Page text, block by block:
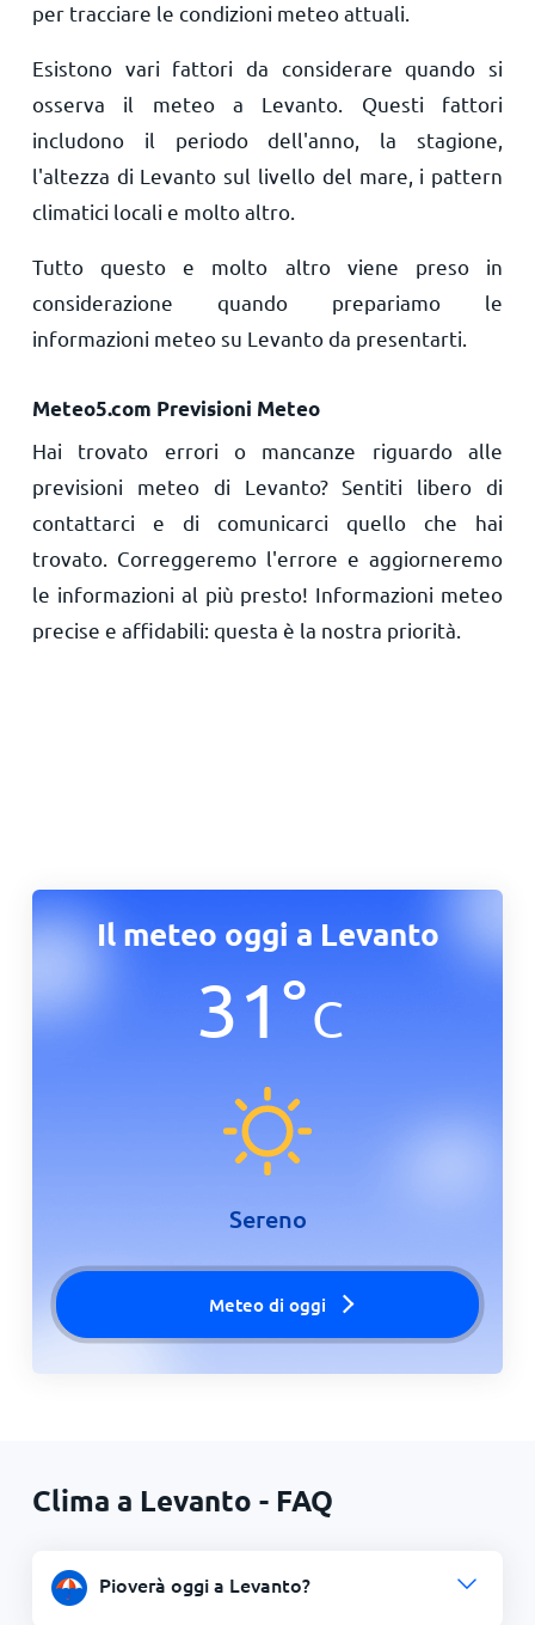
per tracciare le condizioni meteo attuali.
Esistono vari fattori da considerare quando si
osserva il meteo a Levanto. Questi fattori
includono il periodo dell'anno, la stagione,
l'altezza di Levanto sul livello del mare, i pattern
climatici locali e molto altro.
Tutto questo e molto altro viene preso in
considerazione quando prepariamo le
informazioni meteo su Levanto da presentarti.
Meteo5.com Previsioni Meteo
Hai trovato errori o mancanze riguardo alle
previsioni meteo di Levanto? Sentiti libero di
contattarci e di comunicarci quello che hai
trovato. Correggeremo l'errore e aggiorneremo
le informazioni al più presto! Informazioni meteo
precise e affidabili: questa è la nostra priorità.
Il meteo oggi a Levanto
31°C
Sereno
Meteo di oggi
Clima a Levanto - FAQ
Pioverà oggi a Levanto?